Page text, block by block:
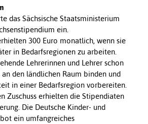
das Sächsische Staatsministerium
ein.
300 Euro monatlich, wenn sie
in Bedarfsregionen zu arbeiten.
Lehrerinnen und Lehrer schon
den ländlichen Raum binden und
in einer Bedarfsregion vorbereiten.
Zuschuss erhielten die Stipendiaten
Die Deutsche Kinder- und
ein umfangreiches